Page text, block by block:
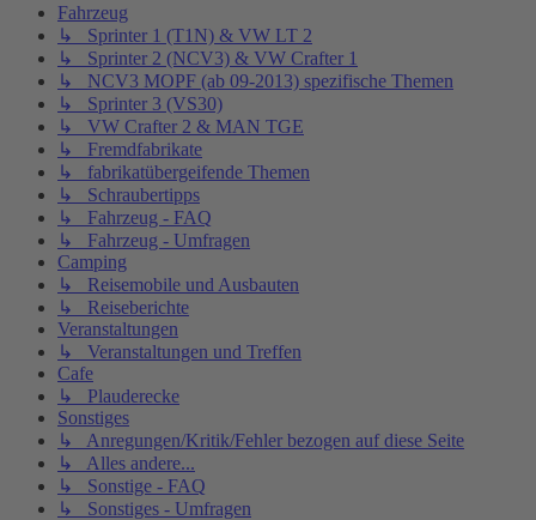
Fahrzeug
↳ Sprinter 1 (T1N) & VW LT 2
↳ Sprinter 2 (NCV3) & VW Crafter 1
↳ NCV3 MOPF (ab 09-2013) spezifische Themen
↳ Sprinter 3 (VS30)
↳ VW Crafter 2 & MAN TGE
↳ Fremdfabrikate
↳ fabrikatübergeifende Themen
↳ Schraubertipps
↳ Fahrzeug - FAQ
↳ Fahrzeug - Umfragen
Camping
↳ Reisemobile und Ausbauten
↳ Reiseberichte
Veranstaltungen
↳ Veranstaltungen und Treffen
Cafe
↳ Plauderecke
Sonstiges
↳ Anregungen/Kritik/Fehler bezogen auf diese Seite
↳ Alles andere...
↳ Sonstige - FAQ
↳ Sonstiges - Umfragen